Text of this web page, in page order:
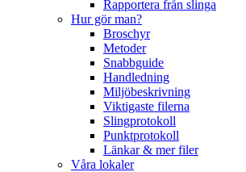
Rapportera från slinga
Hur gör man?
Broschyr
Metoder
Snabbguide
Handledning
Miljöbeskrivning
Viktigaste filerna
Slingprotokoll
Punktprotokoll
Länkar & mer filer
Våra lokaler